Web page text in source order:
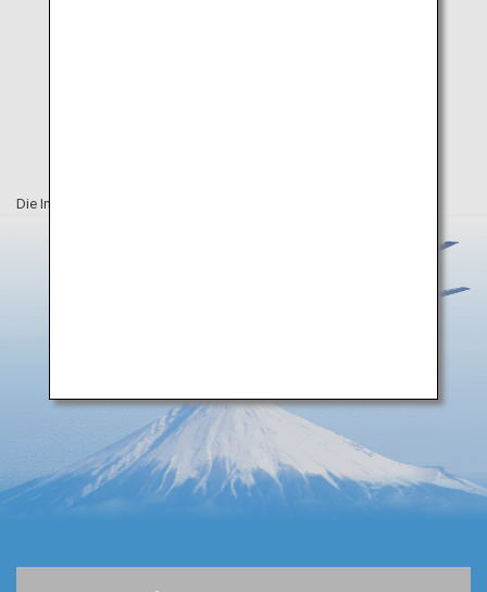
Die Informationen auf dieser Webseite sind vom August 2019.